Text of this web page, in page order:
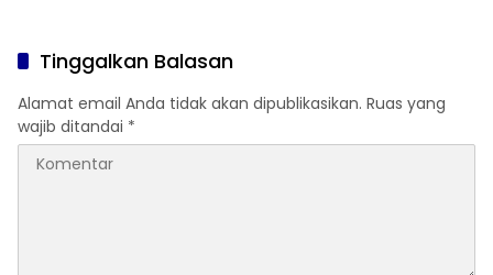
Tinggalkan Balasan
Alamat email Anda tidak akan dipublikasikan. Ruas yang
wajib ditandai *